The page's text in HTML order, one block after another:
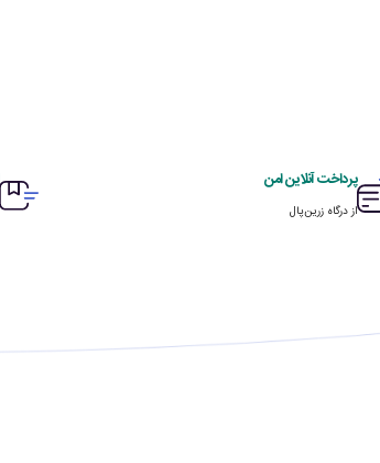
پرداخت آنلاین امن
از درگاه زرین‌پال